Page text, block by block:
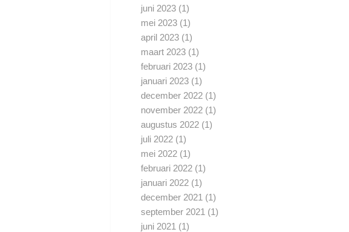
juni 2023 (1)
mei 2023 (1)
april 2023 (1)
maart 2023 (1)
februari 2023 (1)
januari 2023 (1)
december 2022 (1)
november 2022 (1)
augustus 2022 (1)
juli 2022 (1)
mei 2022 (1)
februari 2022 (1)
januari 2022 (1)
december 2021 (1)
september 2021 (1)
juni 2021 (1)